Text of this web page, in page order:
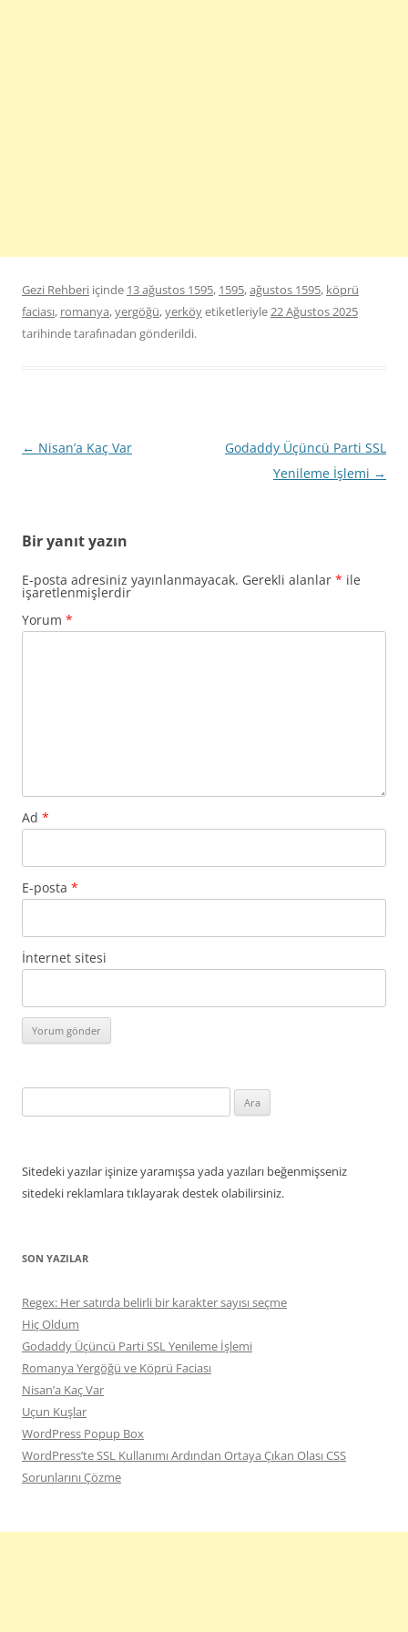
Gezi Rehberi içinde 13 ağustos 1595, 1595,ağustos 1595, köprü
faciası, romanya,yergöğü,yerköyetiketleriyle22 Ağustos 2025
tarihindetarafınadan gönderildi.
Yazı
← Nisan’a Kaç Var
Godaddy Üçüncü Parti SSL
Yenileme İşlemi →
Bir yanıt yazın
E-posta adresiniz yayınlanmayacak. Gerekli alanlar * ile
işaretlenmişlerdir
Yorum *
Ad *
E-posta *
İnternet sitesi
Sitedeki yazılar işinize yaramışsa yada yazıları beğenmişseniz
sitedeki reklamlara tıklayarak destek olabilirsiniz.
SON YAZILAR
Regex: Her satırda belirli bir karakter sayısı seçme
Hiç Oldum
Godaddy Üçüncü Parti SSL Yenileme İşlemi
Romanya Yergöğü ve Köprü Faciası
Nisan’a Kaç Var
Uçun Kuşlar
WordPress Popup Box
WordPress’te SSL Kullanımı Ardından Ortaya Çıkan Olası CSS
Sorunlarını Çözme